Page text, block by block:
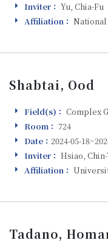
Inviter
Inviter： Yu, Chia-Fu
Affiliation
Affiliation：
Shabtai, Ood
Field(s)
Field(s)： Complex
Room
Room： 724
Visiting
Date： 2024-05-
Inviter
Inviter： Hsiao,
Affiliation
Affiliation：
Tadano,